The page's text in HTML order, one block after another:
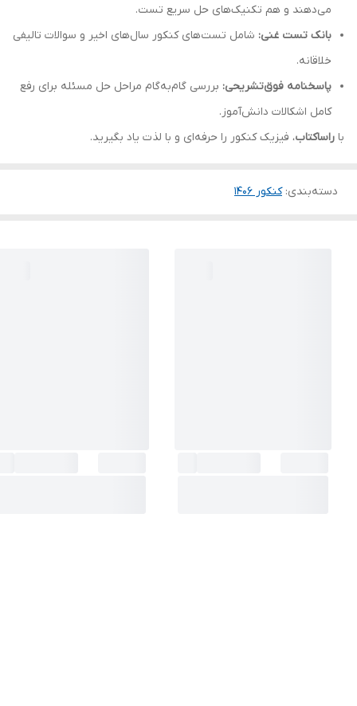
می‌دهند و هم تکنیک‌های حل سریع تست.
بانک تست غنی: شامل تست‌های کنکور سال‌های اخیر و سوالات تالیفی
خلاقانه.
پاسخنامه فوق‌تشریحی: بررسی گام‌به‌گام مراحل حل مسئله برای رفع
کامل اشکالات دانش‌آموز.
با راساکتاب، فیزیک کنکور را حرفه‌ای و با لذت یاد بگیرید.
دسته‌بندی:کنکور 140۶